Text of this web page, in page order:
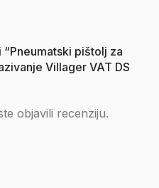
pištolj za
Villager VAT DS
objavili recenziju.